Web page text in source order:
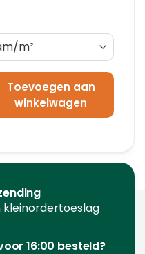
m² (50 cm x 490 m)
Toevoegen aan
winkelwagen
16:00 besteld?